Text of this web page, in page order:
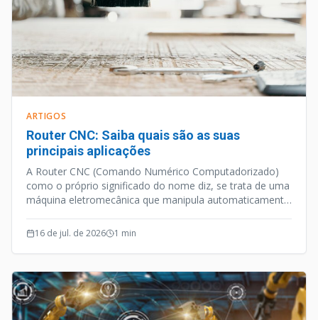
ARTIGOS
Router CNC: Saiba quais são as suas
principais aplicações
A Router CNC (Comando Numérico Computadorizado)
como o próprio significado do nome diz, se trata de uma
máquina eletromecânica que manipula automaticamente
programação computacional.
16 de jul. de 2026 1 min